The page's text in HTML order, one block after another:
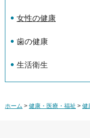
女性の健康
歯の健康
生活衛生
ホーム > 健康・医療・福祉 > 健